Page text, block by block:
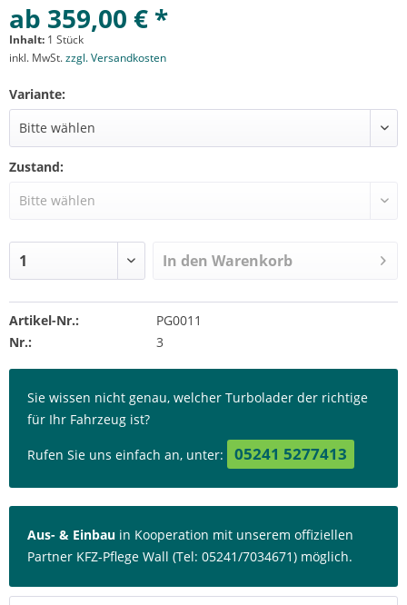
ab 359,00 € *
Inhalt: 1 Stück
inkl. MwSt.zzgl. Versandkosten
Variante:
Zustand:
In den Warenkorb
Artikel-Nr.:
PG0011
Nr.:
3
Sie wissen nicht genau, welcher Turbolader der richtige
für Ihr Fahrzeug ist?
Rufen Sie uns einfach an, unter: 05241 5277413
Aus- & Einbau in Kooperation mit unserem offiziellen
Partner KFZ-Pflege Wall (Tel: 05241/7034671) möglich.